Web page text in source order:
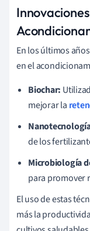
En los últimos
en el
Biochar:
mejorar la
de los
Microbiología
para promover
El uso de estas
más la